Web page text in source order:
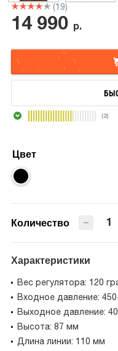
(19)
14 990 р.
(2)
Цвет
Количество −
Характеристики
Вес регулятора: 120
Входное давление:
Выходное давление:
Высота: 87 мм
Длина линии: 110 мм